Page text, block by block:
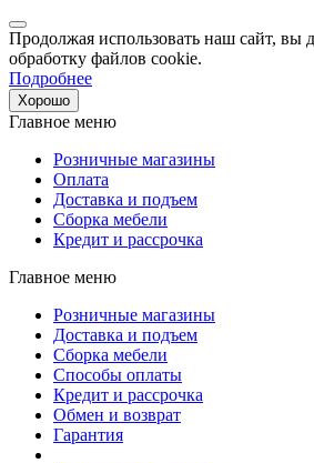
Продолжая использовать наш сайт, вы
обработку файлов cookie.
Подробнее
Хорошо
Главное меню
Розничные магазины
Оплата
Доставка и подъем
Сборка мебели
Кредит и рассрочка
Главное меню
Розничные магазины
Доставка и подъем
Сборка мебели
Способы оплаты
Кредит и рассрочка
Обмен и возврат
Гарантия